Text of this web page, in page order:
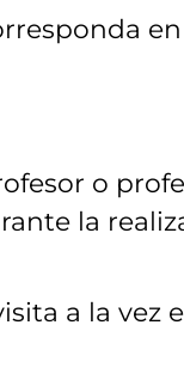
o
la
a la vez